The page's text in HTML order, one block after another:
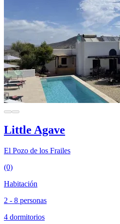
Little Agave
El Pozo de los Frailes
(0)
Habitación
2 - 8 personas
4 dormitorios